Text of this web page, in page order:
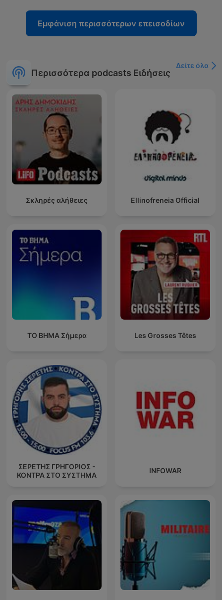
Εμφάνιση περισσότερων επεισοδίων
Περισσότερα podcasts Ειδήσεις
Δείτε όλα
Σκληρές αλήθειες Ellinofreneia Official
ΤΟ ΒΗΜΑ Σήμερα Les Grosses Têtes
ΣΕΡΕΤΗΣ ΓΡΗΓΟΡΙΟΣ -
ΚΟΝΤΡΑ ΣΤΟ ΣΥΣΤΗΜΑ
INFOWAR